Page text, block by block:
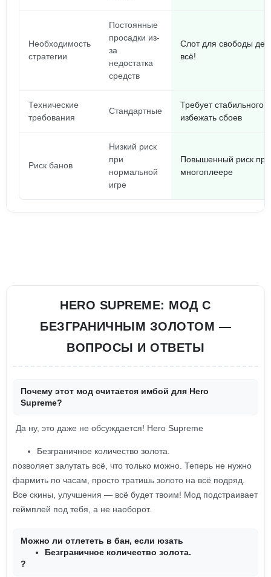
Необходимость
стратегии
Постоянные
просадки из-
за
недостатка
средств
Слот для свободы
всё!
Технические
требования
Стандартные
Требует стабильного
избежать сбоев
Риск банов
Низкий риск
при
нормальной
игре
Повышенный риск при
многоплеере
HERO SUPREME: МОД С
БЕЗГРАНИЧНЫМ ЗОЛОТОМ —
ВОПРОСЫ И ОТВЕТЫ
Почему этот мод считается имбой для Hero
Supreme?
Да ну, это даже не обсуждается! Hero Supreme
Безграничное количество золота.
позволяет залутать всё, что только можно. Теперь не нужно
фармить по часам, просто тратишь золото на всё подряд.
Все скины, улучшения — всё будет твоим! Мод подстраивает
геймплей под тебя, а не наоборот.
Можно ли отлететь в бан, если юзать
Безграничное количество золота.
?